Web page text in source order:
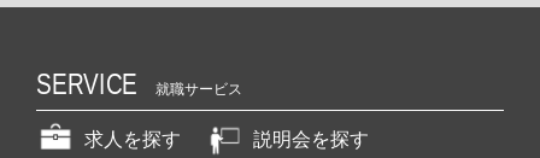
SERVICE 就職サービス
求人を探す
説明会を探す